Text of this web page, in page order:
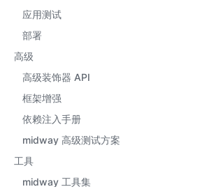
应用测试
部署
高级
高级装饰器 API
框架增强
依赖注入手册
midway 高级测试方案
工具
midway 工具集